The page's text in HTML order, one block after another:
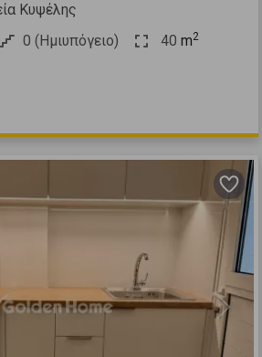
Κυψέλης
0 (Ημιυπόγειο) 40 m2
Next